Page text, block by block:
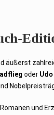
äußerst
oder
und